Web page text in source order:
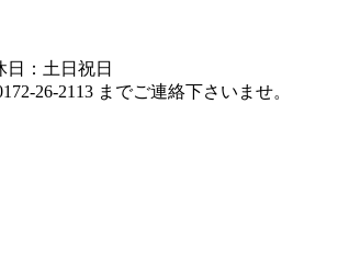
：土日祝日
26-2113 までご連絡下さいませ。